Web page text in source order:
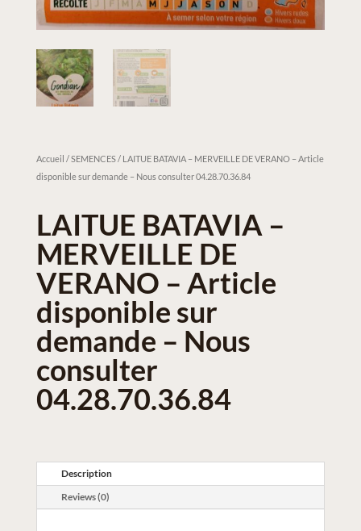
Accueil /SEMENCES/ LAITUE BATAVIA – MERVEILLE DE VERANO – Article
disponible sur demande – Nous consulter 04.28.70.36.84
LAITUE BATAVIA –
MERVEILLE DE
VERANO – Article
disponible sur
demande – Nous
consulter
04.28.70.36.84
Description
Reviews (0)